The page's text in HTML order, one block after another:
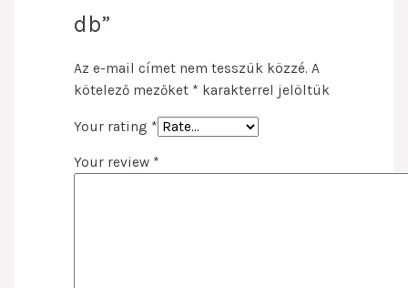
db”
Az e-mail címet nem tesszük közzé. A
kötelező mezőket * karakterrel jelöltük
Your rating *
Your review *